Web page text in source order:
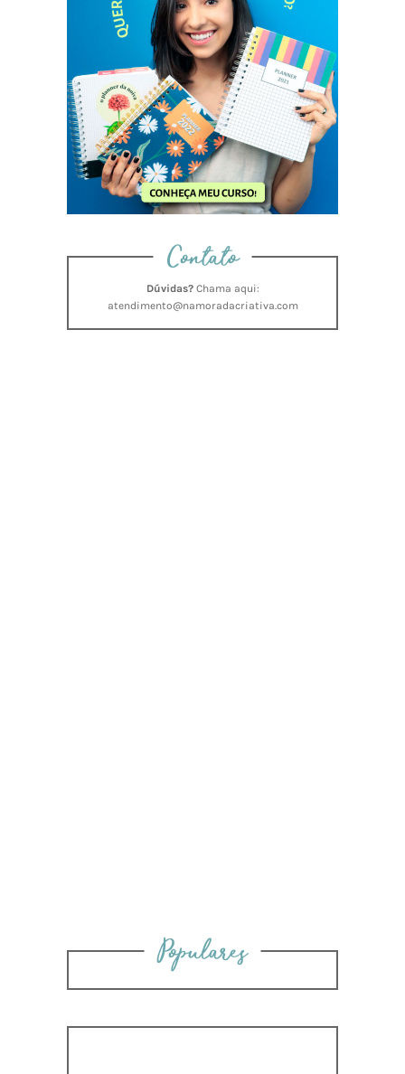
Contato
Dúvidas?Chama aqui:
atendimento@namoradacriativa.com
Populares